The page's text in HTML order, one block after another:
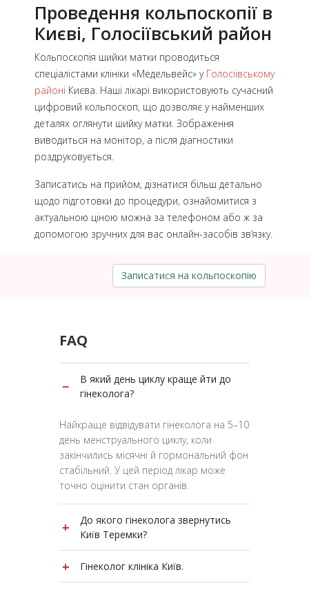
Проведення кольпоскопії в
Києві, Голосіївський район
Кольпоскопія шийки матки проводиться
спеціалістами клініки «Медельвейс» у Голосіївському
районі Києва. Наші лікарі використовують сучасний
цифровий кольпоскоп, що дозволяє у найменших
деталях оглянути шийку матки. Зображення
виводиться на монітор, а після діагностики
роздруковується.
Записатись на прийом, дізнатися більш детально
щодо підготовки до процедури, ознайомитися з
актуальною ціною можна за телефоном або ж за
допомогою зручних для вас онлайн-засобів зв’язку.
Записатися на кольпоскопію
FAQ
−
В який день циклу краще йти до
гінеколога​?
Найкраще відвідувати гінеколога на 5–10
день менструального циклу, коли
закінчились місячні й гормональний фон
стабільний. У цей період лікар може
точно оцінити стан органів.
+
До якого гінеколога звернутись
Київ Теремки?
Теремки у Києві, зверніться до клініки
+
Гінеколог клініка Київ.